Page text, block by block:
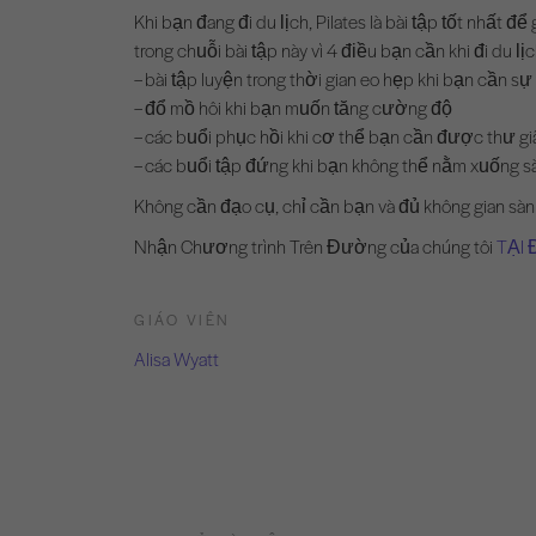
Khi bạn đang đi du lịch, Pilates là bài tập tốt nhất
trong chuỗi bài tập này vì 4 điều bạn cần khi đi du
– bài tập luyện trong thời gian eo hẹp khi bạn cần
– đổ mồ hôi khi bạn muốn tăng cường độ
– các buổi phục hồi khi cơ thể bạn cần được thư
– các buổi tập đứng khi bạn không thể nằm xuống
Không cần đạo cụ, chỉ cần bạn và đủ không gian
Nhận Chương trình Trên Đường của chúng tôiTẠI
GIÁO VIÊN
Alisa Wyatt